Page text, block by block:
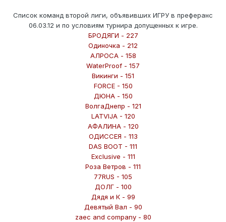
Список команд второй лиги, объявивших ИГРУ в преферанс
06.03.12 и по условиям турнира допущенных к игре.
БРОДЯГИ - 227
Одиночка - 212
АЛРОСА - 158
WaterProof - 157
Викинги - 151
FORCE - 150
ДЮНА - 150
ВолгаДнепр - 121
LATVIJA - 120
АФАЛИНА - 120
ОДИССЕЯ - 113
DAS BOOT - 111
Exclusive - 111
Роза Ветров - 111
77RUS - 105
ДОЛГ - 100
Дядя и К - 99
Девятый Вал - 90
zaec and company - 80